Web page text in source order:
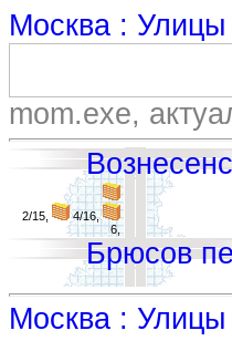
Москва :
mom.exe,
2/15,
4/16,
6,
Брюсов
Москва :